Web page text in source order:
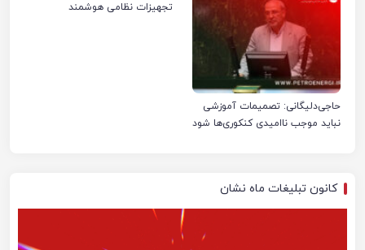
حاجی‌دلیگانی: تصمیمات آموزشی
نباید موجب ناامیدی کنکوری‌ها شود
تجهیزات نظامی هوشمند
کانون تبلیغات ماه نشان